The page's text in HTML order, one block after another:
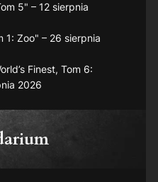
5" – 12 sierpnia
1: Zoo" – 26 sierpnia
Finest, Tom 6:
2026